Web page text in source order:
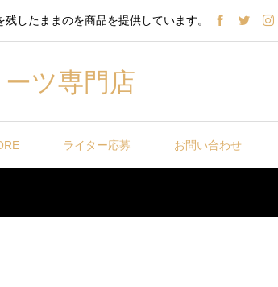
したままのを商品を提供しています。
ツ専門店
ライター応募 お問い合わせ